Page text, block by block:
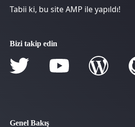
Tabii ki, bu site AMP ile yapıldı!
Bizi takip edin
Genel Bakış